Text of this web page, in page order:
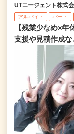
UTエージェント株式
アルバイト パート
【残業少なめ×
支援や見積作成な